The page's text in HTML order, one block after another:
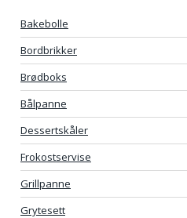
Bakebolle
Bordbrikker
Brødboks
Bålpanne
Dessertskåler
Frokostservise
Grillpanne
Grytesett